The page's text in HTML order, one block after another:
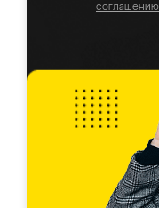
соглашению